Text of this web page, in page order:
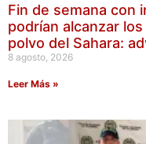
Fin de semana con
podrían alcanzar
polvo del Sahara:
8 agosto, 2026
Leer Más »